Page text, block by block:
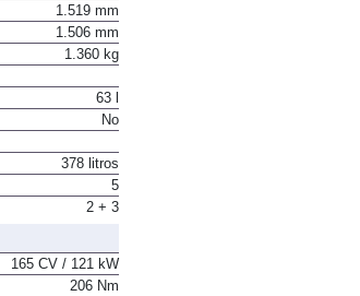
1.519 mm
1.506 mm
1.360 kg
63 l
No
378 litros
5
2 + 3
165 CV / 121 kW
206 Nm